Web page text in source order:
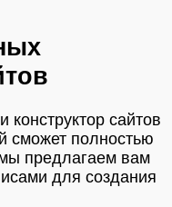
конструктор сайтов
сможет полностью
предлагаем вам
для создания